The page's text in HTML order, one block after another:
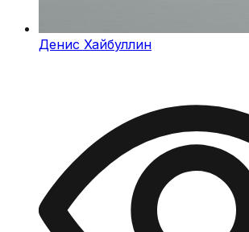
Денис Хайбуллин